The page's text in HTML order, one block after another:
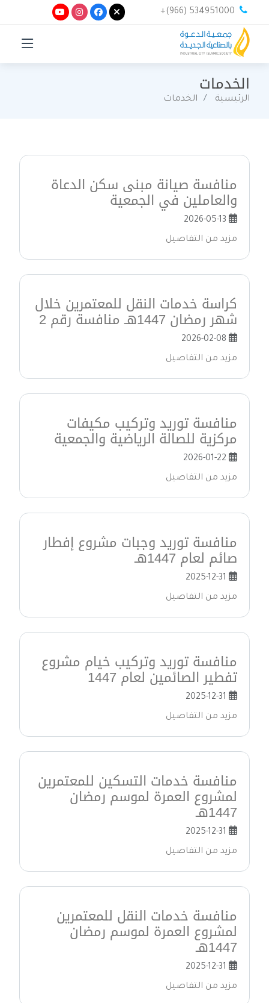
+(966) 534951000
الخدمات
الرئيسية الخدمات
منافسة صيانة مبنى سكن الدعاة
والعاملين في الجمعية
مزيد من التفاصيل
كراسة خدمات النقل للمعتمرين خلال
شهر رمضان 1447هـ منافسة رقم 2
مزيد من التفاصيل
منافسة توريد وتركيب مكيفات
مركزية للصالة الرياضية والجمعية
مزيد من التفاصيل
منافسة توريد وجبات مشروع إفطار
صائم لعام 1447هـ
مزيد من التفاصيل
منافسة توريد وتركيب خيام مشروع
تفطير الصائمين لعام 1447
مزيد من التفاصيل
منافسة خدمات التسكين للمعتمرين
لمشروع العمرة لموسم رمضان
1447هـ
مزيد من التفاصيل
منافسة خدمات النقل للمعتمرين
لمشروع العمرة لموسم رمضان
1447هـ
مزيد من التفاصيل